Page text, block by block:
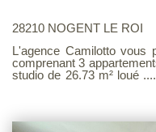
28210 NOGENT LE ROI
L'agence Camilotto vous
comprenant 3 appartements entièrement rénovés. Au RDC : un
studio de 26.73 m² loué ....... 370+40 DPE
INVESTISSEUR .